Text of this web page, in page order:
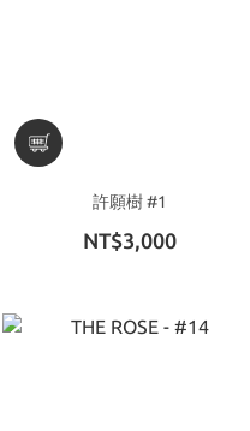
許願樹 #1
NT$3,000